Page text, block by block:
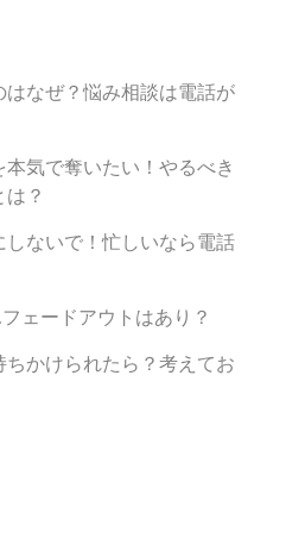
なぜ？悩み相談は電話が
気で奪いたい！やるべき
？
ないで！忙しいなら電話
ェードアウトはあり？
かけられたら？考えてお